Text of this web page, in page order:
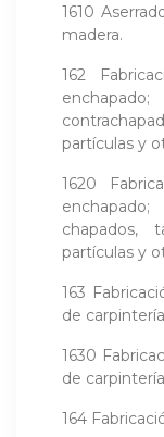
1610
madera.
162
partículas y
1620
chapados,
partículas y
163
de
1630
de
164